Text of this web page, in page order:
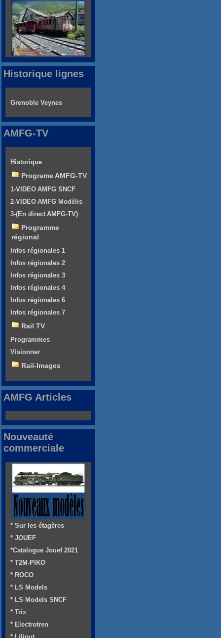
Historique lignes
Grenoble Veynes
AMFG-TV
Historique
Programe AMFG-TV
1-VIDEO AMFG SNCF
2-VIDEO AMFG Modélis
3-(En direct AMFG-TV)
Programme
régional
Infos régionales 1
Infos régionales 2
Infos régionales 3
Infos régionales 4
Infos régionales 6
Infos régionales 7
Rail TV
Programmes
Visionner
Rail-Images
AMFG Articles
Nouveauté
commerciale
* Sur les étagères
* JOUEF
*Catalogue Jouef 2021
* T2M-PIKO
* ROCO
* LS Models
* LS Models SNCF
* Trix
* Electrotren